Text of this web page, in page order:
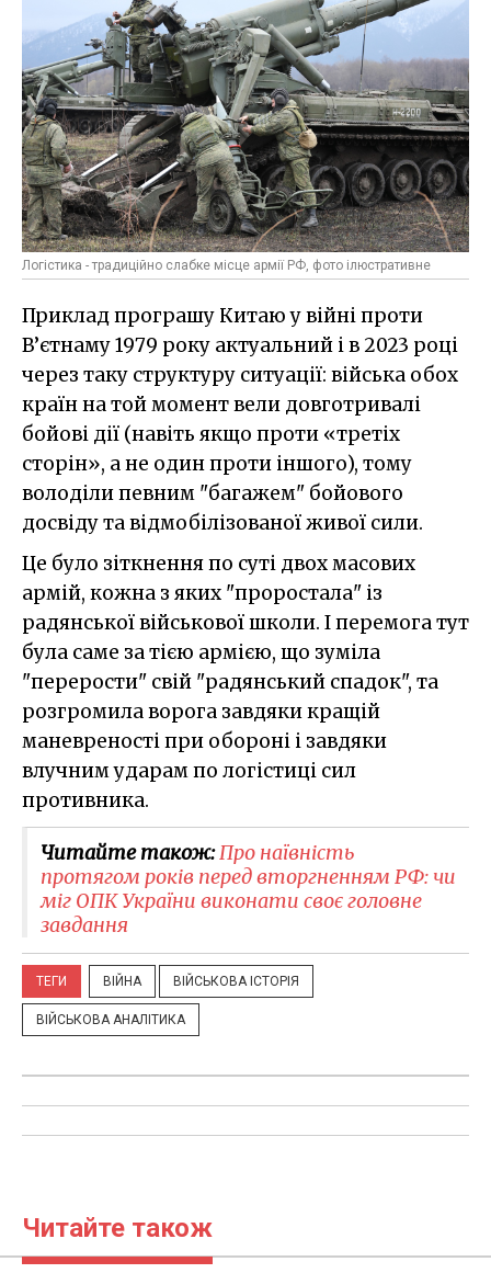
Логістика - традиційно слабке місце армії РФ, фото ілюстративне
Приклад програшу Китаю у війні проти
В’єтнаму 1979 року актуальний і в 2023 році
через таку структуру ситуації: війська обох
країн на той момент вели довготривалі
бойові дії (навіть якщо проти «третіх
сторін», а не один проти іншого), тому
володіли певним "багажем" бойового
досвіду та відмобілізованої живої сили.
Це було зіткнення по суті двох масових
армій, кожна з яких "проростала" із
радянської військової школи. І перемога тут
була саме за тією армією, що зуміла
"перерости" свій "радянський спадок", та
розгромила ворога завдяки кращій
маневреності при обороні і завдяки
влучним ударам по логістиці сил
противника.
Читайте також:​Про наївність
протягом років перед вторгненням РФ: чи
міг ОПК України виконати своє головне
завдання
ТЕГИ ВІЙНА ВІЙСЬКОВА ІСТОРІЯ
ВІЙСЬКОВА АНАЛІТИКА
Читайте також